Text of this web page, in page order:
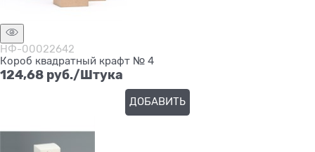
НФ-00022642
Короб квадратный крафт № 4
124,68 руб./Штука
ДОБАВИТЬ